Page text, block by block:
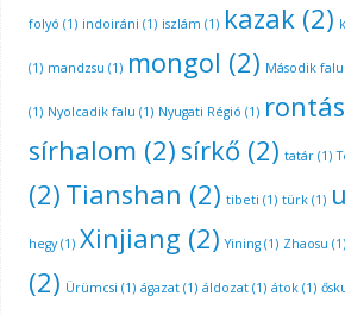
folyó (1) indoiráni (1) iszlám (1) kazak(2)
(1) mandzsu (1) mongol (2) Második falu
(1) Nyolcadik falu (1) Nyugati Régió (1) rontás
sírhalom (2) sírkő (2) tatár(1)
(2) Tianshan (2) tibeti (1) türk(1)
hegy(1) Xinjiang (2) Yining(1) Zhaosu (1)
(2) Ürümcsi (1) ágazat(1) áldozat(1) átok(1)